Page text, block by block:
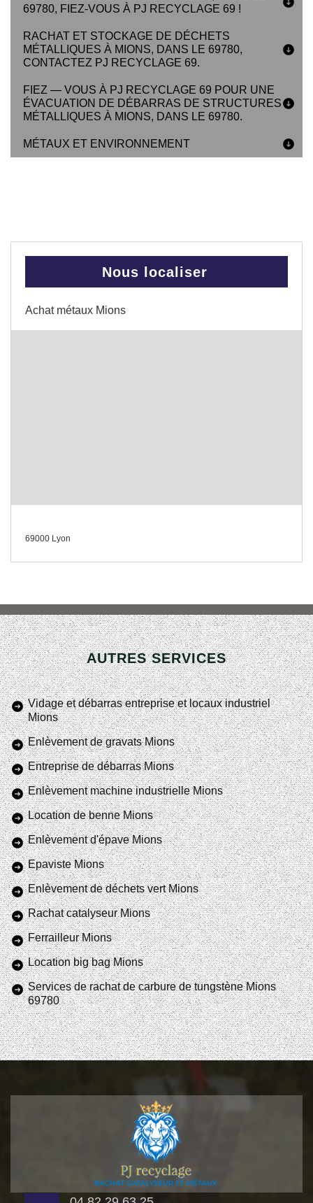
69780, FIEZ-VOUS À PJ RECYCLAGE 69 !
RACHAT ET STOCKAGE DE DÉCHETS
MÉTALLIQUES À MIONS, DANS LE 69780,
CONTACTEZ PJ RECYCLAGE 69.
FIEZ — VOUS À PJ RECYCLAGE 69 POUR UNE
ÉVACUATION DE DÉBARRAS DE STRUCTURES
MÉTALLIQUES À MIONS, DANS LE 69780.
MÉTAUX ET ENVIRONNEMENT
Nous localiser
Achat métaux Mions
69000 Lyon
AUTRES SERVICES
Vidage et débarras entreprise et locaux industriel
Mions
Enlèvement de gravats Mions
Entreprise de débarras Mions
Enlèvement machine industrielle Mions
Location de benne Mions
Enlèvement d'épave Mions
Epaviste Mions
Enlèvement de déchets vert Mions
Rachat catalyseur Mions
Ferrailleur Mions
Location big bag Mions
Services de rachat de carbure de tungstène Mions
69780